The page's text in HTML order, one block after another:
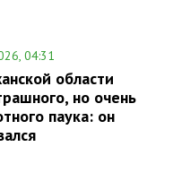
04:31
области
но очень
паука: он